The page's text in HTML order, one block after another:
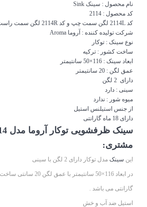
نام محصول : سینکSink
کد محصول : 2114
کد 2114L لگن سمت چپ و کد 2114R لگن سمت راست
شرکت تولیده کننده : آروما Aroma
نوع سینک: توکار
ساخت کشور : ترکیه
ابعاد سینک: 116×50 سانتیمتر
عمق لگن : 20 سانتیمتر
دارای 2 لگن
سینی : دارد
میوه شور : ندارد
از جنس استیلنس استیل
دارای 18 ماه گارانتی
مشتری:
این سینکمدل توکار دارای 2 لگن با سینی
گارانتی می باشد .
استیل ضد آب و خش